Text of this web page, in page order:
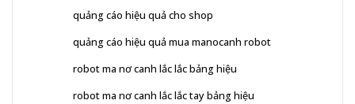
quảng cáo hiệu quả cho shop
quảng cáo hiệu quả mua manocanh robot
robot ma nơ canh lắc lắc bảng hiệu
robot ma nơ canh lắc lắc tay bảng hiệu